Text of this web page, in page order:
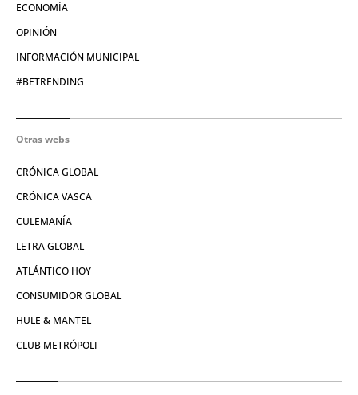
ECONOMÍA
OPINIÓN
INFORMACIÓN MUNICIPAL
#BETRENDING
Otras webs
CRÓNICA GLOBAL
CRÓNICA VASCA
CULEMANÍA
LETRA GLOBAL
ATLÁNTICO HOY
CONSUMIDOR GLOBAL
HULE & MANTEL
CLUB METRÓPOLI